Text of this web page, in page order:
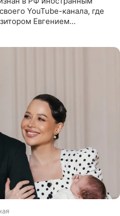
YouTube-канала, где
Евгением